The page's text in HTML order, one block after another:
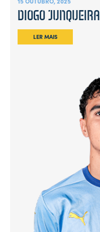
DIOGO JUNQUEIRA
LER MAIS